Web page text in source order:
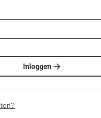
Inloggen